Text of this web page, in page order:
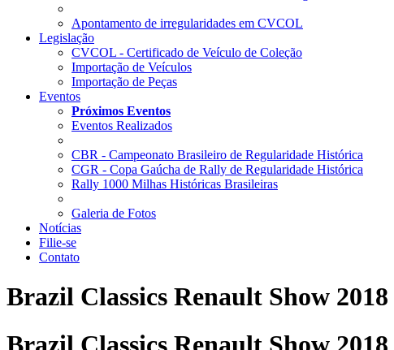
Apontamento de irregularidades em CVCOL
Legislação
CVCOL - Certificado de Veículo de Coleção
Importação de Veículos
Importação de Peças
Eventos
Próximos Eventos
Eventos Realizados
CBR - Campeonato Brasileiro de Regularidade Histórica
CGR - Copa Gaúcha de Rally de Regularidade Histórica
Rally 1000 Milhas Históricas Brasileiras
Galeria de Fotos
Notícias
Filie-se
Contato
Brazil Classics Renault Show